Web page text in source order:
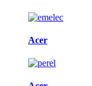
Acer